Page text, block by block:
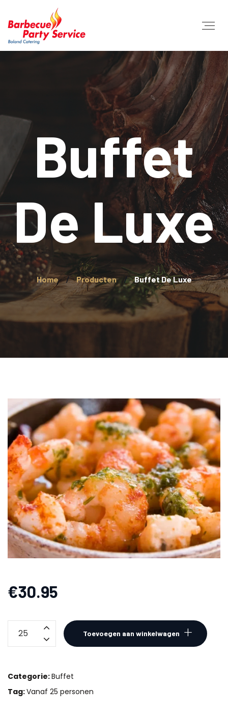
Buffet
De Luxe
Home Producten Buffet De Luxe
€30.95
Toevoegen aan winkelwagen
Categorie:Buffet
Tag:Vanaf 25 personen